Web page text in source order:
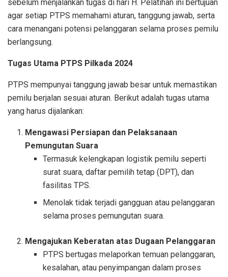
sebelum menjalankan tugas di hari H. Pelatihan ini bertujuan
agar setiap PTPS memahami aturan, tanggung jawab, serta
cara menangani potensi pelanggaran selama proses pemilu
berlangsung.
Tugas Utama PTPS Pilkada 2024
PTPS mempunyai tanggung jawab besar untuk memastikan
pemilu berjalan sesuai aturan. Berikut adalah tugas utama
yang harus dijalankan:
Mengawasi Persiapan dan Pelaksanaan
Pemungutan Suara
Termasuk kelengkapan logistik pemilu seperti
surat suara, daftar pemilih tetap (DPT), dan
fasilitas TPS.
Menolak tidak terjadi gangguan atau pelanggaran
selama proses pemungutan suara.
Mengajukan Keberatan atas Dugaan Pelanggaran
PTPS bertugas melaporkan temuan pelanggaran,
kesalahan, atau penyimpangan dalam proses